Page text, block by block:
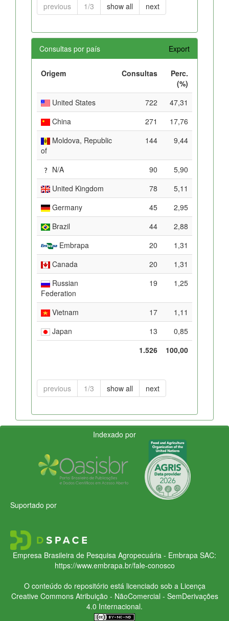
previous 1/3 show all next
Consultas por país Export
Origem Consultas
Perc.
(%)
United States
722
47,31
China
271
17,76
Moldova, Republic
of
144 9,44
N/A 90
5,90
United Kingdom
78
5,11
Germany
45
2,95
Brazil
44
2,88
Embrapa
20
1,31
Canada
20
1,31
Russian
Federation
19 1,25
Vietnam 17
1,11
Japan
13
0,85
1.526
100,00
previous 1/3 show all next
Indexado por
Suportado por
Empresa Brasileira de Pesquisa Agropecuária - Embrapa SAC:
https://www.embrapa.br/fale-conosco
O conteúdo do repositório está licenciado sob a Licença
Creative CommonsAtribuição - NãoComercial - SemDerivações
4.0 Internacional.